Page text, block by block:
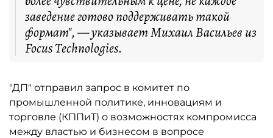
заведение готово поддерживать такой
формат", — указывает Михаил Васильев из
Focus Technologies.
"ДП" отправил запрос в комитет по
промышленной политике, инновациям и
торговле (КППиТ) о возможностях компромисса
между властью и бизнесом в вопросе